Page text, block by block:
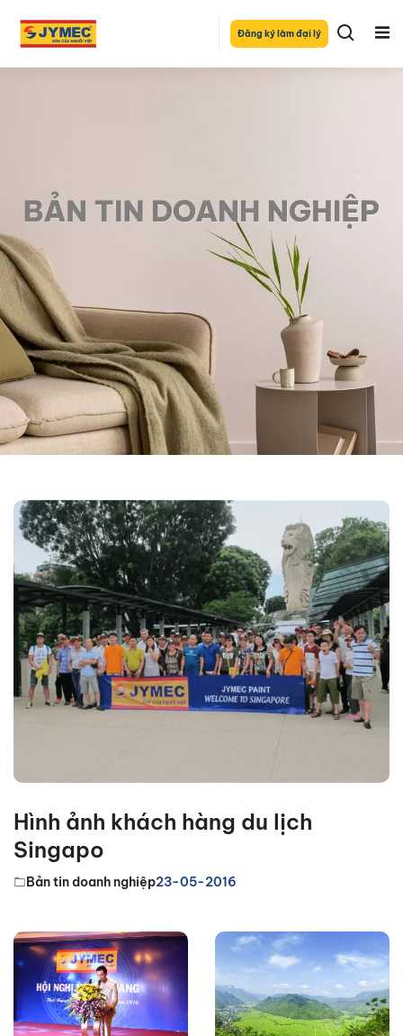
Đăng ký làm đại lý
Hình ảnh khách hàng du lịch
Singapo
Bản tin doanh nghiệp23-05-2016